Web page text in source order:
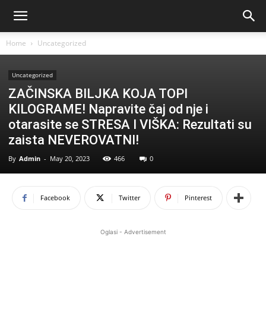
Home Uncategorized
Uncategorized
ZAČINSKA BILJKA KOJA TOPI
KILOGRAME! Napravite čaj od nje i
otarasite se STRESA I VIŠKA: Rezultati su
zaista NEVEROVATNI!
By Admin - May 20, 2023 466 0
Facebook Twitter Pinterest
Oglasi - Advertisement